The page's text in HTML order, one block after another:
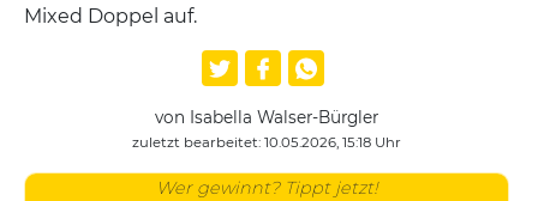
Mixed Doppel auf.
von Isabella Walser-Bürgler
zuletzt bearbeitet: 10.05.2026, 15:18 Uhr
Wer gewinnt? Tippt jetzt!